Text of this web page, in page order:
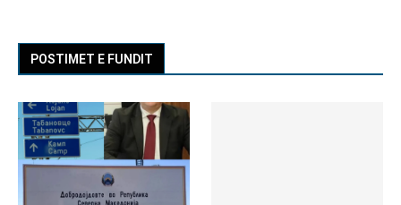
POSTIMET E FUNDIT